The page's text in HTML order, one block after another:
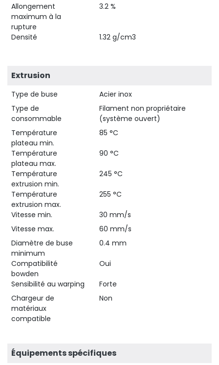
Allongement
maximum à la
rupture
3.2 %
Densité 1.32 g/cm3
Extrusion
Type de buse
Acier inox
Type de
consommable
Filament non propriétaire
(système ouvert)
Température
plateau min.
85 °C
Température
plateau max.
90 °C
Température
extrusion min.
245 °C
Température
extrusion max.
255 °C
Vitesse min.
30 mm/s
Vitesse max.
60 mm/s
Diamètre de buse
minimum
0.4 mm
Compatibilité
bowden
Oui
Sensibilité au warping
Forte
Chargeur de
matériaux
compatible
Non
Équipements spécifiques